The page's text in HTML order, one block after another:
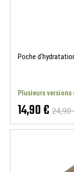
Poche
Plusieurs versions
14,90 € 24,90